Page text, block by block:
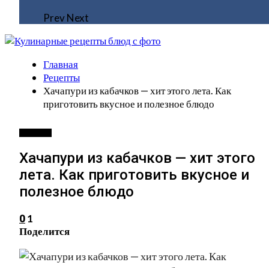
PrevNext
Главная
Рецепты
Хачапури из кабачков — хит этого лета. Как
приготовить вкусное и полезное блюдо
Хачапури из кабачков — хит этого
лета. Как приготовить вкусное и
полезное блюдо
0 1
Поделится